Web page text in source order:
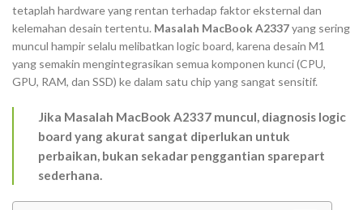
tetaplah hardwareyang rentan terhadap faktor eksternal dan
kelemahan desain tertentu. Masalah MacBook A2337yang sering
muncul hampir selalu melibatkan logic board, karena desain M1
yang semakin mengintegrasikan semua komponen kunci (CPU,
GPU, RAM, dan SSD) ke dalam satu chip yang sangat sensitif.
Jika Masalah MacBook A2337 muncul, diagnosis logic
board yang akurat sangat diperlukan untuk
perbaikan, bukan sekadar penggantian sparepart
sederhana.